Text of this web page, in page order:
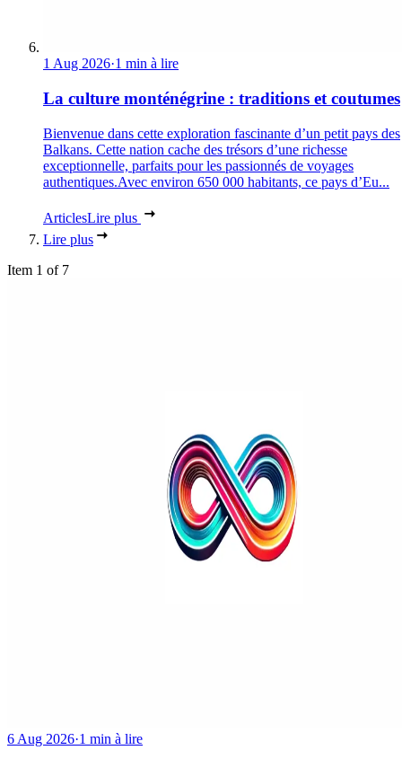
1 Aug 2026·1 min à lire
La culture monténégrine : traditions et coutumes
Bienvenue dans cette exploration fascinante d’un petit pays des
Balkans. Cette nation cache des trésors d’une richesse
exceptionnelle, parfaits pour les passionnés de voyages
authentiques.Avec environ 650 000 habitants, ce pays d’Eu...
ArticlesLire plus
Lire plus
Item 1 of 7
6 Aug 2026·1 min à lire